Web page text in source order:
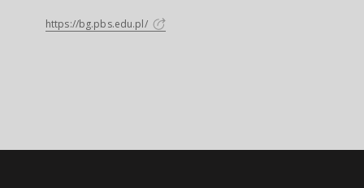
https://bg.pbs.edu.pl/